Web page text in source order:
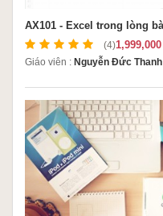
AX101 - Excel trong lòng
(4)
Giáo viên : Nguyễn Đức Thanh